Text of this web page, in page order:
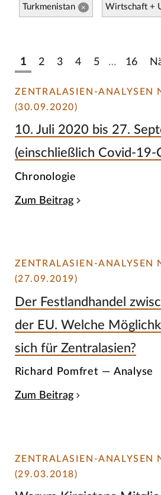
Turkmenistan × Wirtschaft +
1 2 3 4 5 … 16
ZENTRALASIEN-ANALYSEN
(30.09.2020)
10. Juli 2020 bis 27.
(einschließlich Covid-19-
Chronologie
Zum Beitrag
ZENTRALASIEN-ANALYSEN
(27.09.2019)
Der Festlandhandel
der EU. Welche
sich für Zentralasien?
Richard Pomfret — Analyse
Zum Beitrag
ZENTRALASIEN-ANALYSEN
(29.03.2018)